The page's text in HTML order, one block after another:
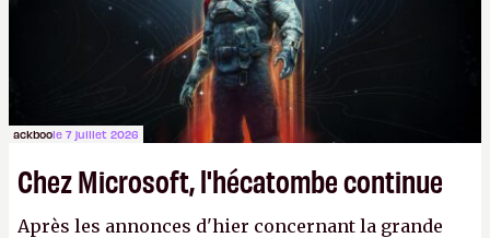
peut commencer à fantasmer.A.
ackboole 7 juillet 2026
Chez Microsoft, l'hécatombe continue
Après les annonces d'hier concernant la grande